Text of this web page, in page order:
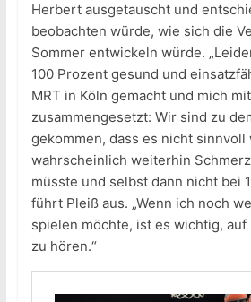
Herbert ausgetauscht und
beobachten würde, wie sich die
Sommer entwickeln würde.
100 Prozent gesund und
MRT in Köln gemacht und mich
zusammengesetzt: Wir sind zu
gekommen, dass es nicht sinnvoll
wahrscheinlich weiterhin
müsste und selbst dann nicht bei
führt Pleiß aus. „Wenn ich noch
spielen möchte, ist es wichtig,
zu hören.“